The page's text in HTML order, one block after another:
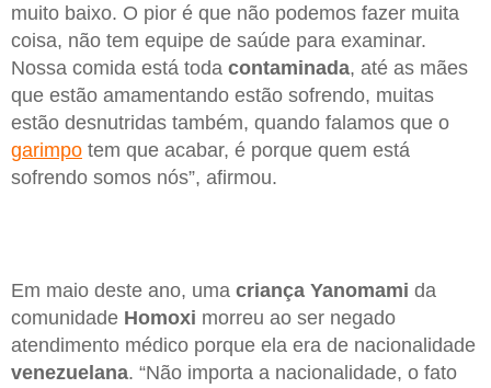
muito baixo. O pior é que não podemos fazer muita
coisa, não tem equipe de saúde para examinar.
Nossa comida está toda contaminada, até as mães
que estão amamentando estão sofrendo, muitas
estão desnutridas também, quando falamos que o
garimpo tem que acabar, é porque quem está
sofrendo somos nós”, afirmou.
Em maio deste ano, uma criança Yanomami da
comunidade Homoxi morreu ao ser negado
atendimento médico porque ela era de nacionalidade
venezuelana. “Não importa a nacionalidade, o fato